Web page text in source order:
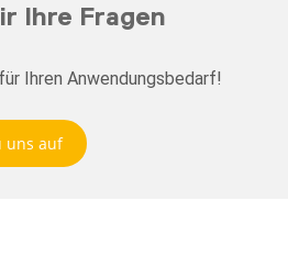
Ihre Fragen
Ihren Anwendungsbedarf!
uns auf